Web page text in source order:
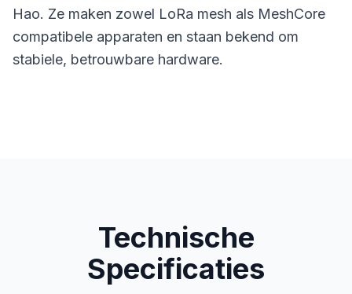
Hao. Ze maken zowel LoRa mesh als MeshCore
compatibele apparaten en staan bekend om
stabiele, betrouwbare hardware.
Technische
Specificaties